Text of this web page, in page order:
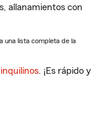
allanamientos con
una lista completa de la
. ¡Es rápido y